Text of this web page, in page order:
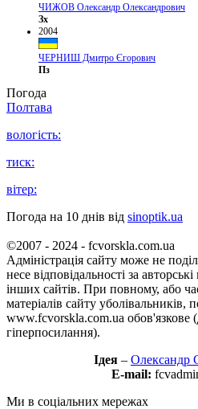
ЧИЖОВ Олександр Олександрович
Зх
2004
ЧЕРНИШ Дмитро Єгорович
Пз
Погода
Полтава
вологість:
тиск:
вітер:
Погода на 10 днів від sinoptik.ua
©2007 - 2024 - fcvorskla.com.ua
Адміністрація сайту може не
несе відповідальності за
інших сайтів. При повному, або
матеріалів сайту уболівальників,
www.fcvorskla.com.ua обов'язкове
гіперпосилання).
Ідея – Олександр
E-mail:
Ми в соціальних мережах